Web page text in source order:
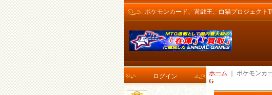
ポケモンカード、遊戯王、白猫プロジェクト
ログイン ホーム ｜ ポケモンカ
G